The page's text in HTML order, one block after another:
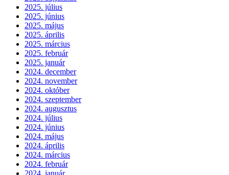
2025. július
2025. június
2025. május
2025. április
2025. március
2025. február
2025. január
2024. december
2024. november
2024. október
2024. szeptember
2024. augusztus
2024. július
2024. június
2024. május
2024. április
2024. március
2024. február
2024. január